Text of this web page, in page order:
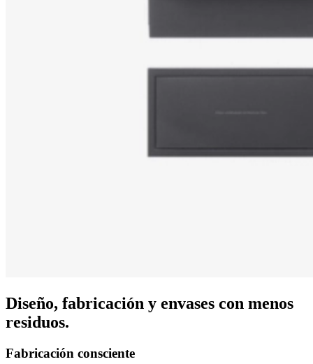
Diseño, fabricación y envases con menos
residuos.
Fabricación consciente